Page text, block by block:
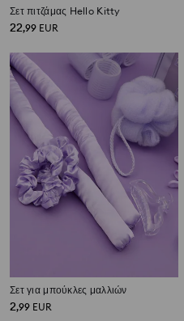
Σετ πιτζάμας Hello Kitty
22,99 EUR
Σετ για μπούκλες μαλλιών
2,99 EUR